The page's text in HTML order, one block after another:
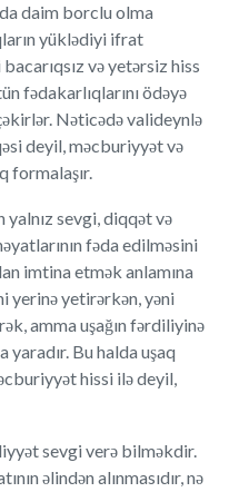
daim borclu olma
yüklədiyi ifrat
və yetərsiz hiss
fədakarlıqlarını ödəyə
Nəticədə valideynlə
deyil, məcburiyyət və
formalaşır.
sevgi, diqqət və
fəda edilməsini
imtina etmək anlamına
yerinə yetirərkən, yəni
amma uşağın fərdiliyinə
Bu halda uşaq
hissi ilə deyil,
sevgi verə bilməkdir.
əlindən alınmasıdır, nə